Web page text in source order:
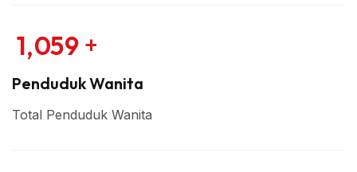
1,059 +
Penduduk Wanita
Total Penduduk Wanita